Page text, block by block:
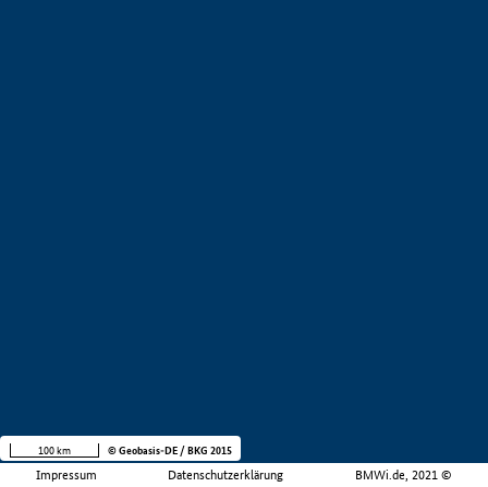
Impressum Datenschutzerklärung BMWi.de, 2021 ©
100 km © Geobasis-DE / BKG 2015